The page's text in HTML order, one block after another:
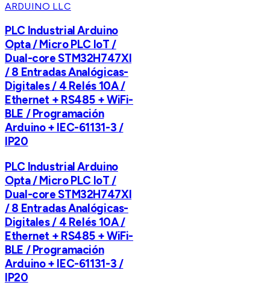
ARDUINO LLC
PLC Industrial Arduino
Opta / Micro PLC IoT /
Dual-core STM32H747XI
/ 8 Entradas Analógicas-
Digitales / 4 Relés 10A /
Ethernet + RS485 + WiFi-
BLE / Programación
Arduino + IEC-61131-3 /
IP20
PLC Industrial Arduino
Opta / Micro PLC IoT /
Dual-core STM32H747XI
/ 8 Entradas Analógicas-
Digitales / 4 Relés 10A /
Ethernet + RS485 + WiFi-
BLE / Programación
Arduino + IEC-61131-3 /
IP20